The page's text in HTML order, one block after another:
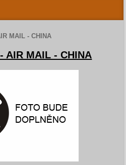
MAIL - CHINA
AIR MAIL - CHINA